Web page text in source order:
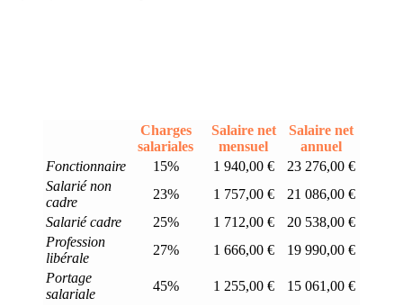
Charges
salariales
Salaire net
mensuel
Salaire net
annuel
Fonctionnaire
15% 1 940,00 €
23 276,00 €
Salarié non
cadre
23% 1 757,00 €
21 086,00 €
Salarié cadre
25% 1 712,00 €
20 538,00 €
Profession
libérale
27% 1 666,00 €
19 990,00 €
Portage
salariale
45% 1 255,00 € 15 061,00 €